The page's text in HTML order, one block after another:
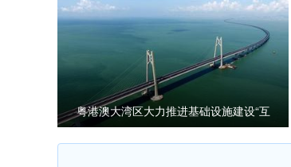
粤港澳大湾区大力推进基础设施建设“互